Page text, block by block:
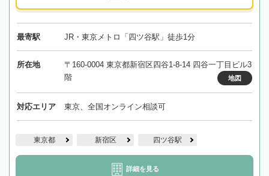
最寄駅 JR・東京メトロ「四ツ谷駅」徒歩1分
所在地
〒160-0004 東京都新宿区四谷1-8-14 四谷一丁目ビル3
階
地図
対応エリア 東京、全国オンライン相談可
東京都 新宿区 四ツ谷駅
詳細を見る